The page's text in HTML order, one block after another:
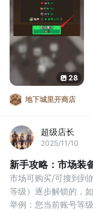
28
地下城里开商店
超级店长
2025/11/10
新手攻略：市场装
市场可购买/可搜到到
等级）逐步解锁的，如
举例：您当前账号等